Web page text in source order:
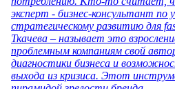
эксперт - бизнес-консультант
стратегическому развитию для
Ткачева – называет это
проблемным компаниям свой
диагностики бизнеса и
выхода из кризиса. Этот